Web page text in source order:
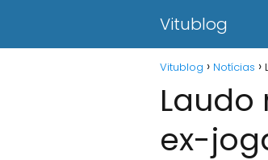
Vitublog
Vitublog Notícias
ex-